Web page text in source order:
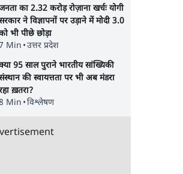
के जेन ज़ी इवेंट
को शर्तों के
पड़ा
का 2.32 करोड़ रोज़ाना खर्चः योगी
ने विज्ञापनों पर उड़ाने में मोदी 3.0
भी पीछे छोड़ा
Min •उत्तर प्रदेश
95 साल पुराने भारतीय सांख्यिकी
की स्वायत्तता पर भी अब मंडरा
ख़तरा?
Min •विश्लेषण